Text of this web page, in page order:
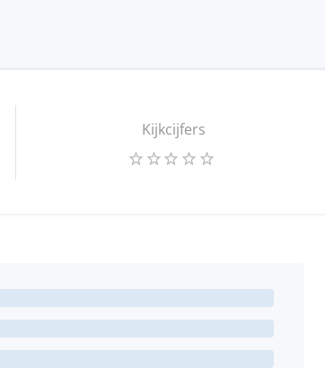
Kijkcijfers